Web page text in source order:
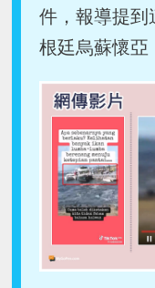
件，報導提
根廷烏蘇懷亞